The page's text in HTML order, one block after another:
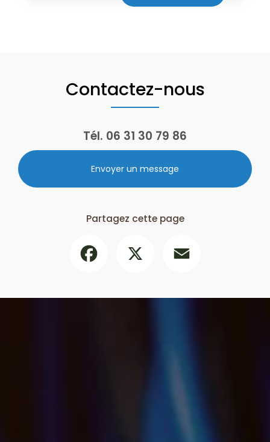
Contactez-nous
Tél. 06 31 30 79 86
Envoyer un message
Partagez cette page